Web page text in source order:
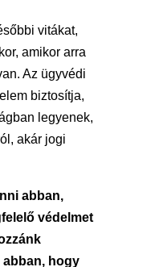
vitákat,
amikor arra
Az ügyvédi
biztosítja,
legyenek,
akár jogi
abban,
védelmet
abban, hogy